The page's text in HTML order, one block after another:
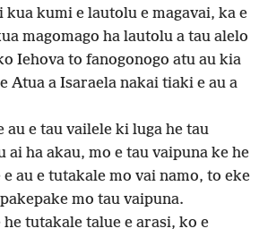
kua kumi e lautolu e magavai, ka e
magomago ha lautolu a tau alelo
Iehova to fanogonogo atu au kia
Atua a Isaraela nakai tiaki e au a
au e tau vailele ki luga he tau
ai ha akau, mo e tau vaipuna ke he
au e tutakale mo vai namo, to eke
mo tau vaipuna.
he tutakale talue e arasi, ko e